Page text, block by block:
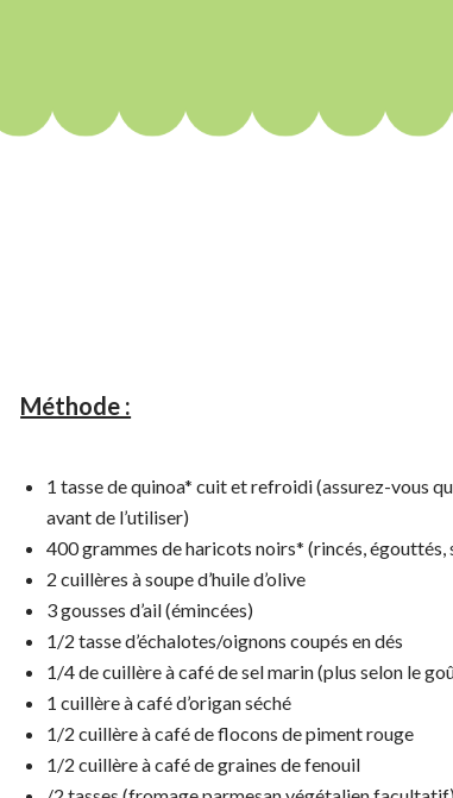
Méthode :
1 tasse de quinoa* cuit et refroidi (assurez-vous
avant de l’utiliser)
400 grammes de haricots noirs* (rincés, égouttés,
2 cuillères à soupe d’huile d’olive
3 gousses d’ail (émincées)
1/2 tasse d’échalotes/oignons coupés en dés
1/4 de cuillère à café de sel marin (plus selon le
1 cuillère à café d’origan séché
1/2 cuillère à café de flocons de piment rouge
1/2 cuillère à café de graines de fenouil